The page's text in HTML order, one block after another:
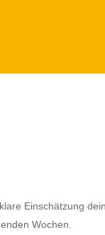
klare Einschätzung
Wochen.